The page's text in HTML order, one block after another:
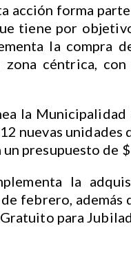
acción forma
tiene por
la compra
zona céntrica,
la
nuevas
un presupuesto de
la
febrero,
para